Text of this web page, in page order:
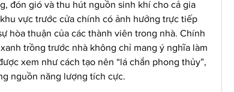
đón gió và thu hút nguồn sinh khí cho cả gia
vực trước cửa chính có ảnh hưởng trực tiếp
hòa thuận của các thành viên trong nhà. Chính
trồng trước nhà không chỉ mang ý nghĩa làm
xem như cách tạo nên “lá chắn phong thủy”,
nguồn năng lượng tích cực.